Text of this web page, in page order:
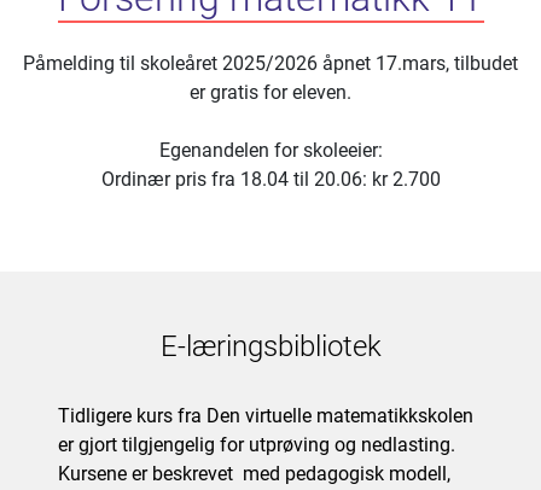
Påmelding til skoleåret 2025/2026 åpnet 17.mars, tilbudet
er gratis for eleven.
Egenandelen for skoleeier:
Ordinær pris fra 18.04 til 20.06: kr 2.700
E-læringsbibliotek
Tidligere kurs fra Den virtuelle matematikkskolen
er gjort tilgjengelig for utprøving og nedlasting.
Kursene er beskrevet med pedagogisk modell,